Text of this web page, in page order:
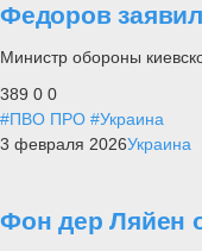
Федоров
Министр обороны
389 0 0
#ПВО ПРО #Украина
3 февраля 2026Украина
Фон дер Ляйен